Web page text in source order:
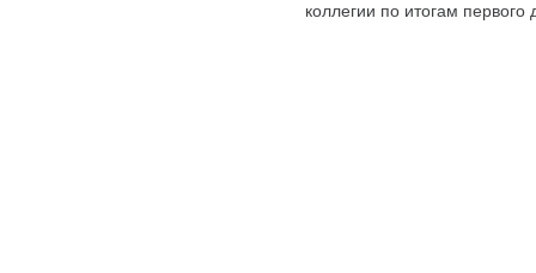
коллегии по итогам первого